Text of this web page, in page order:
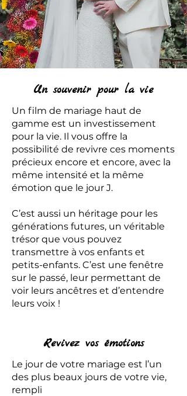
Un souvenir pour la vie
Un film de mariage haut de
gamme est un investissement
pour la vie. Il vous offre la
possibilité de revivre ces moments
précieux encore et encore, avec la
même intensité et la même
émotion que le jour J.
C’est aussi un héritage pour les
générations futures, un véritable
trésor que vous pouvez
transmettre à vos enfants et
petits-enfants. C’est une fenêtre
sur le passé, leur permettant de
voir leurs ancêtres et d’entendre
leurs voix !
Revivez vos émotions
Le jour de votre mariage est l’un
des plus beaux jours de votre vie,
rempli